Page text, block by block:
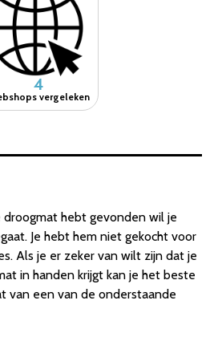
4
vergeleken
hebt gevonden wil je
Je hebt hem niet gekocht voor
Als je er zeker van wilt zijn dat je
in handen krijgt kan je het beste
van een van de onderstaande